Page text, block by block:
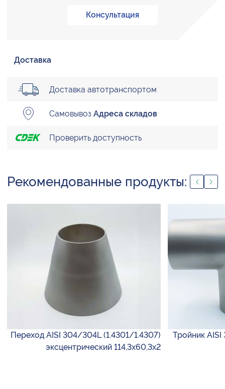
Консультация
Доставка
Доставка автотранспортом
Самовывоз Адреса складов
Проверить доступность
Рекомендованные продукты:
Переход AISI 304/304L (1.4301/1.4307)
эксцентрический 114,3х60,3х2
Тройник